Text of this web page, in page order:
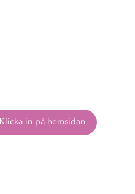
Klicka in på hemsidan